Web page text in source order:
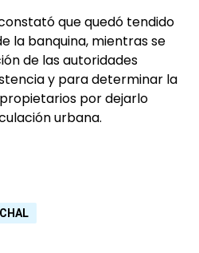
que quedó tendido
la banquina, mientras se
de las autoridades
y para determinar la
por dejarlo
urbana.